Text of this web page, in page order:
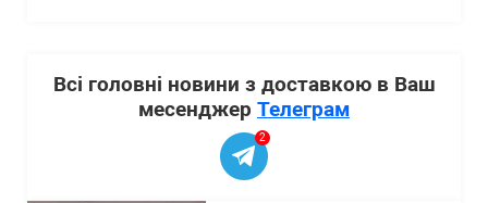
Всі головні новини з доставкою в Ваш
месенджер Телеграм
2